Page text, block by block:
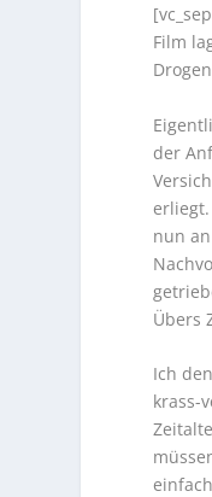
Film
der
nun
Übers
Ich
krass-